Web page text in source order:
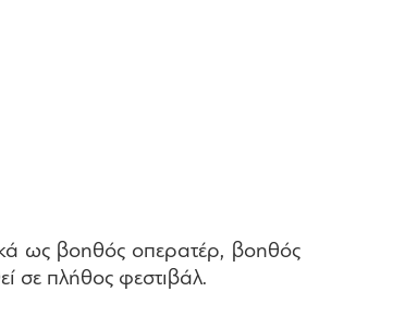
ως βοηθός οπερατέρ, βοηθός
σε πλήθος φεστιβάλ.